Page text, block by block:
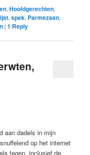
,Hoofdgerechten,
,spek, Parmezaan,
|1 Reply
aan dadels in mijn
op het internet
tegen, inclusief de